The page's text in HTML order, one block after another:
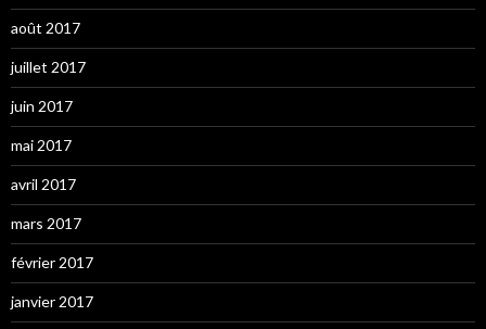
août 2017
juillet 2017
juin 2017
mai 2017
avril 2017
mars 2017
février 2017
janvier 2017